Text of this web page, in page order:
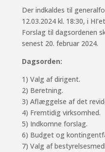
Der indkaldes til
12.03.2024 kl. 18:30, i
Forslag til dagsordenen
senest 20. februar 2024.
Dagsorden:
1) Valg af dirigent.
2) Beretning.
3) Aflæggelse af det
4) Fremtidig virksomhed.
5) Indkomne forslag.
6) Budget og
7) Valg af